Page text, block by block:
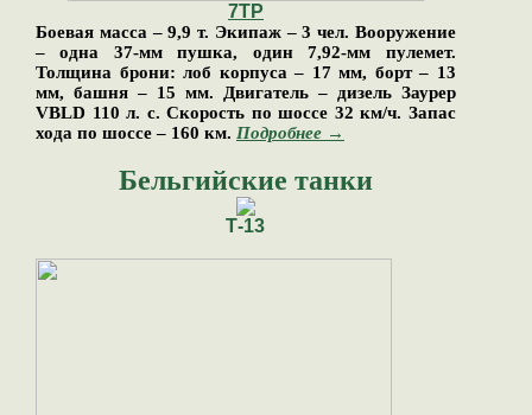
7ТР
Боевая масса – 9,9 т. Экипаж – 3 чел. Вооружение
– одна 37-мм пушка, один 7,92-мм пулемет.
Толщина брони: лоб корпуса – 17 мм, борт – 13
мм, башня – 15 мм. Двигатель – дизель Заурер
VBLD 110 л. с. Скорость по шоссе 32 км/ч. Запас
хода по шоссе – 160 км. Подробнее →
Бельгийские танки
Т-13